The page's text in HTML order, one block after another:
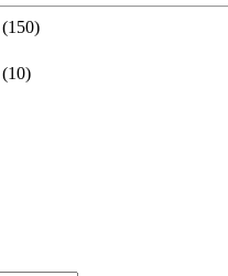
(150)
(10)